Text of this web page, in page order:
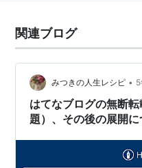
関連ブログ
みつきの人生レシピ •
はてなブログの無断
題）、その後の展開に